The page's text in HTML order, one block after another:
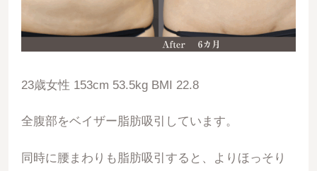
23歳女性 153cm 53.5kg BMI 22.8
全腹部をベイザー脂肪吸引しています。
同時に腰まわりも脂肪吸引すると、よりほっそり